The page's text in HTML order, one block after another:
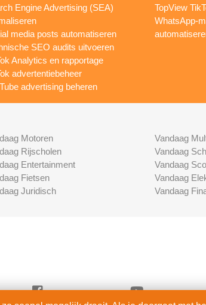
Engine Advertising (SEA)
media posts automatiseren
SEO audits uitvoeren
Analytics en rapportage
advertentiebeheer
advertising beheren
TopView
WhatsApp-
Motoren
Rijscholen
Entertainment
Fietsen
Juridisch
Vandaag
Vandaag
Vandaag
Vandaag
Vandaag